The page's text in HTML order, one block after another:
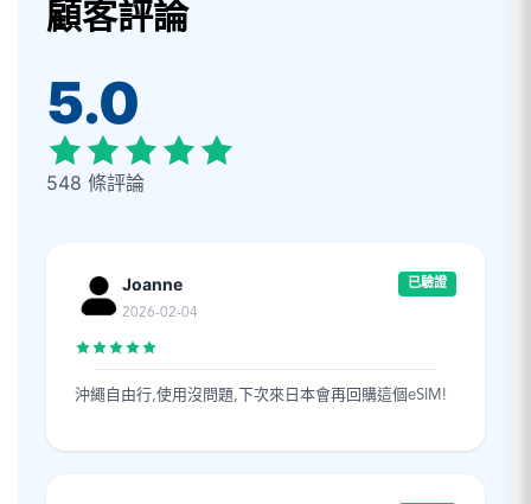
顧客評論
5.0
548 條評論
Joanne
2026-02-04
已驗證
沖繩自由行,使用沒問題,下次來日本會再回購這個eSIM!